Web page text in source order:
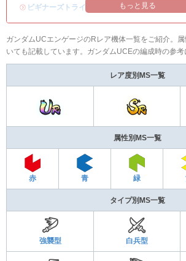
・ ビギナーズトライアルの攻略もっと見る
ガンダムUCエンゲージのRレア機体一覧をご紹介。
いても記載しています。ガンダムUCEの編成時の参考
レア度別MS一覧
属性別MS一覧
赤 青 緑
タイプ別MS一覧
強襲型 白兵型